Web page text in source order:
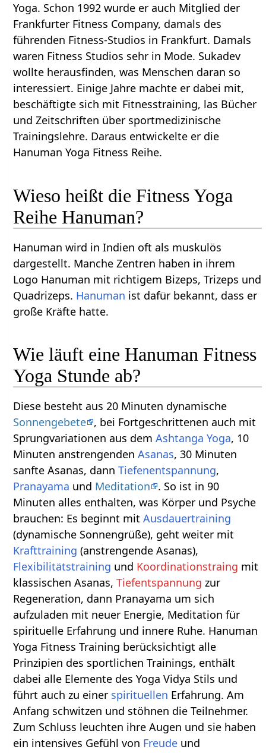
Yoga. Schon 1992 wurde er auch Mitglied der
Frankfurter Fitness Company, damals des
führenden Fitness-Studios in Frankfurt. Damals
waren Fitness Studios sehr in Mode. Sukadev
wollte herausfinden, was Menschen daran so
interessiert. Einige Jahre machte er dabei mit,
beschäftigte sich mit Fitnesstraining, las Bücher
und Zeitschriften über sportmedizinische
Trainingslehre. Daraus entwickelte er die
Hanuman Yoga Fitness Reihe.
Wieso heißt die Fitness Yoga
Reihe Hanuman?
Hanuman wird in Indien oft als muskulös
dargestellt. Manche Zentren haben in ihrem
Logo Hanuman mit richtigem Bizeps, Trizeps und
Quadrizeps. Hanuman ist dafür bekannt, dass er
große Kräfte hatte.
Wie läuft eine Hanuman Fitness
Yoga Stunde ab?
Diese besteht aus 20 Minuten dynamische
Sonnengebete , bei Fortgeschrittenen auch mit
Sprungvariationen aus demAshtanga Yoga, 10
Minuten anstrengendenAsanas, 30 Minuten
sanfte Asanas, dannTiefenentspannung,
Pranayama und Meditation
. So ist in 90
Minuten alles enthalten, was Körper und Psyche
brauchen: Es beginnt mitAusdauertraining
(dynamische Sonnengrüße), geht weiter mit
Krafttraining (anstrengende Asanas),
Flexibilitätstraining und Koordinationstraing mit
klassischen Asanas,Tiefentspannung zur
Regeneration, dann Pranayama um sich
aufzuladen mit neuer Energie, Meditation für
spirituelle Erfahrung und innere Ruhe. Hanuman
Yoga Fitness Training berücksichtigt alle
Prinzipien des sportlichen Trainings, enthält
dabei alle Elemente des Yoga Vidya Stils und
führt auch zu einer spirituellen Erfahrung. Am
Anfang schwitzen und stöhnen die Teilnehmer.
Zum Schluss leuchten ihre Augen und sie haben
ein intensives Gefühl von Freude und